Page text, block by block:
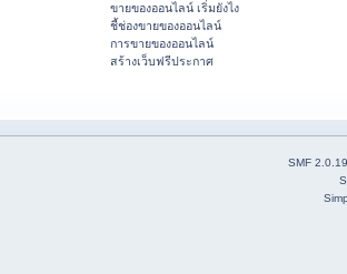
ขายของออนไลน์ เริ่มยังไง
ชี้ช่องขายของออนไลน์
การขายของออนไลน์
สร้างเว็บฟรีประกาศ
SMF 2.0.19